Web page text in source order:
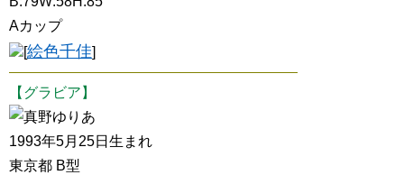
Aカップ
[絵色千佳]
【グラビア】
真野ゆりあ
1993年5月25日生まれ
東京都 B型